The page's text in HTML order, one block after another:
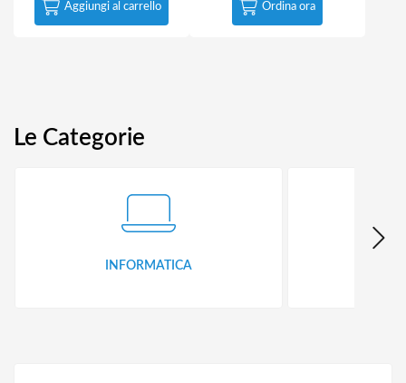
Aggiungi al carrello Ordina ora
Le Categorie
INFORMATICA